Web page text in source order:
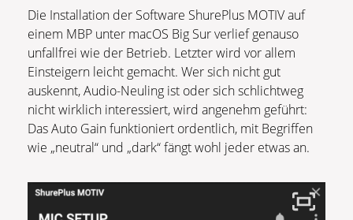
Die Installation der Software ShurePlus MOTIV auf
einem MBP unter macOS Big Sur verlief genauso
unfallfrei wie der Betrieb. Letzter wird vor allem
Einsteigern leicht gemacht. Wer sich nicht gut
auskennt, Audio-Neuling ist oder sich schlichtweg
nicht wirklich interessiert, wird angenehm geführt:
Das Auto Gain funktioniert ordentlich, mit Begriffen
wie „neutral“ und „dark“ fängt wohl jeder etwas an.